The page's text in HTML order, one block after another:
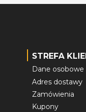
STREFA
Dane osobowe
Adres dostawy
Zamówienia
Kupony